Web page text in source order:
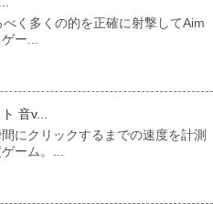
く多くの的を正確に射撃してAim
ー...
音v...
にクリックするまでの速度を計測
ーム。...